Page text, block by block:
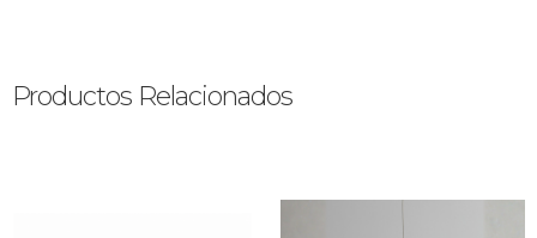
Productos Relacionados